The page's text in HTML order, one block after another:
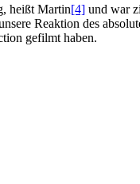
heißt Martin[4] und war
Reaktion des
gefilmt haben.